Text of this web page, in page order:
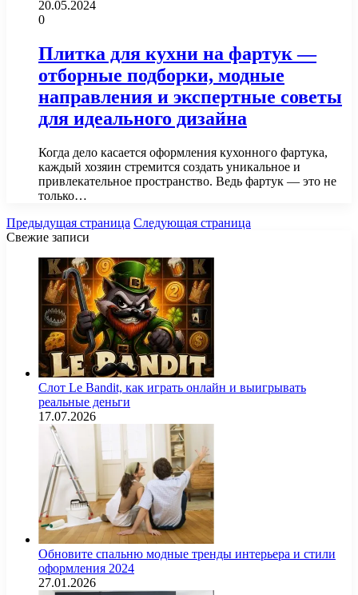
20.05.2024
0
Плитка для кухни на фартук —
отборные подборки, модные
направления и экспертные советы
для идеального дизайна
Когда дело касается оформления кухонного фартука,
каждый хозяин стремится создать уникальное и
привлекательное пространство. Ведь фартук — это не
только…
Предыдущая страница Следующая страница
Свежие записи
Слот Le Bandit, как играть онлайн и выигрывать
реальные деньги
17.07.2026
Обновите спальню модные тренды интерьера и стили
оформления 2024
27.01.2026